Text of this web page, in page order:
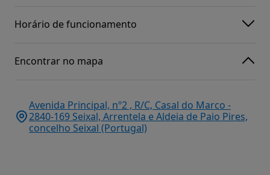
Horário de funcionamento
Encontrar no mapa
Avenida Principal, nº2 , R/C, Casal do Marco -
2840-169 Seixal, Arrentela e Aldeia de Paio Pires,
concelho Seixal (Portugal)